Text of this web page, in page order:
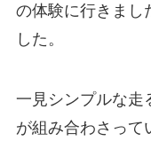
の体験に行きまし
した。
一見シンプルな走
が組み合わさって